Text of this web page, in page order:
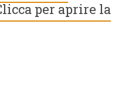
per aprire la